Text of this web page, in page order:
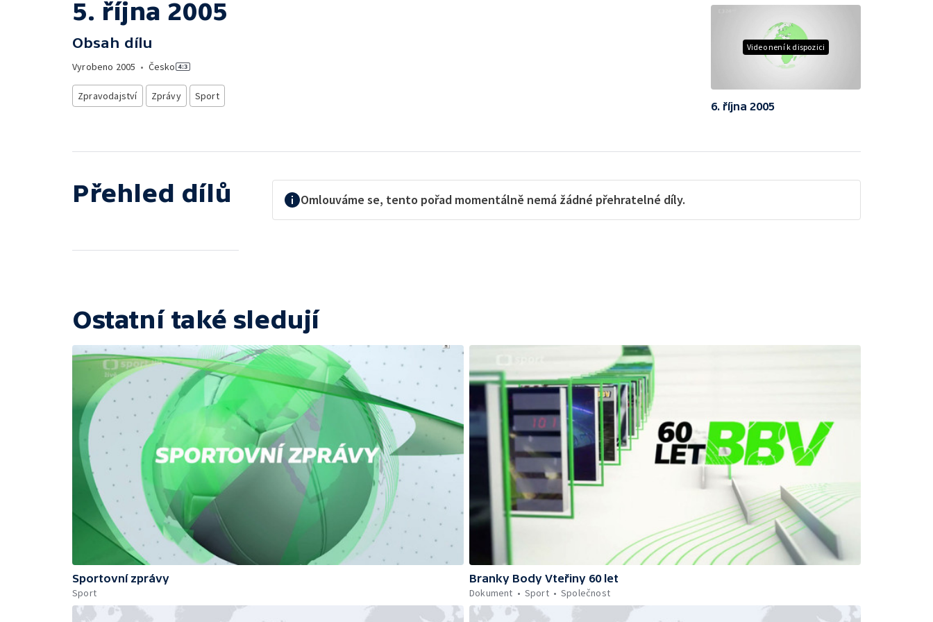
5. října 2005
Obsah dílu
Vyrobeno 2005 • Česko
Zpravodajství Zprávy Sport
Video není k dispozici
6. října 2005
Přehled dílů Omlouváme se, tento pořad momentálně nemá žádné přehratelné díly.
Ostatní také sledují
Sportovní zprávy
Sport
Branky Body Vteřiny 60 let
Dokument
Sport Společnost